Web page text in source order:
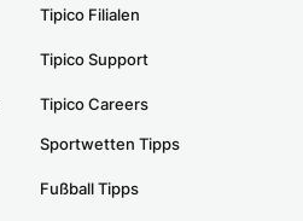
Tipico Filialen
Tipico Support
Tipico Careers
Sportwetten Tipps
Fußball Tipps